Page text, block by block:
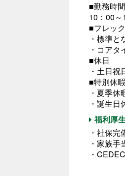
■勤務時間
10：00～
■フレッ
・標準
・コア
■休日
・土日
■特別休暇
・夏季休
・誕生日
福利厚
・社保
・家族手
・